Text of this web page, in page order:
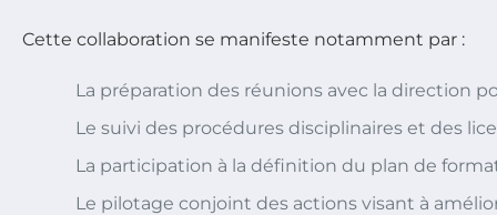
Cette collaboration se manifeste notamment par :
La préparation des réunions avec la direction
Le suivi des procédures disciplinaires et des
La participation à la définition du plan de
Le pilotage conjoint des actions visant à